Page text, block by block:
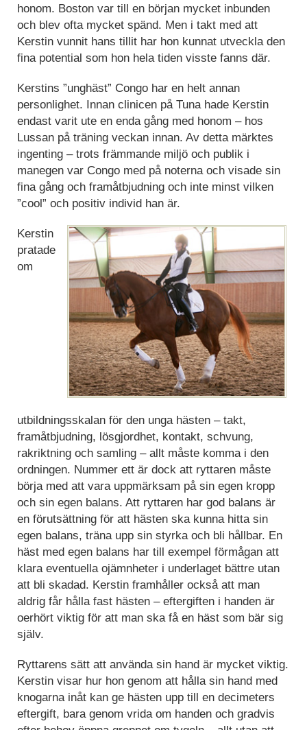
honom. Boston var till en början mycket inbunden
och blev ofta mycket spänd. Men i takt med att
Kerstin vunnit hans tillit har hon kunnat utveckla den
fina potential som hon hela tiden visste fanns där.
Kerstins ”unghäst” Congo har en helt annan
personlighet. Innan clinicen på Tuna hade Kerstin
endast varit ute en enda gång med honom – hos
Lussan på träning veckan innan. Av detta märktes
ingenting – trots främmande miljö och publik i
manegen var Congo med på noterna och visade sin
fina gång och framåtbjudning och inte minst vilken
”cool” och positiv individ han är.
Kerstin
pratade
om
utbildningsskalan för den unga hästen – takt,
framåtbjudning, lösgjordhet, kontakt, schvung,
rakriktning och samling – allt måste komma i den
ordningen. Nummer ett är dock att ryttaren måste
börja med att vara uppmärksam på sin egen kropp
och sin egen balans. Att ryttaren har god balans är
en förutsättning för att hästen ska kunna hitta sin
egen balans, träna upp sin styrka och bli hållbar. En
häst med egen balans har till exempel förmågan att
klara eventuella ojämnheter i underlaget bättre utan
att bli skadad. Kerstin framhåller också att man
aldrig får hålla fast hästen – eftergiften i handen är
oerhört viktig för att man ska få en häst som bär sig
själv.
Ryttarens sätt att använda sin hand är mycket viktig.
Kerstin visar hur hon genom att hålla sin hand med
knogarna inåt kan ge hästen upp till en decimeters
eftergift, bara genom vrida om handen och gradvis